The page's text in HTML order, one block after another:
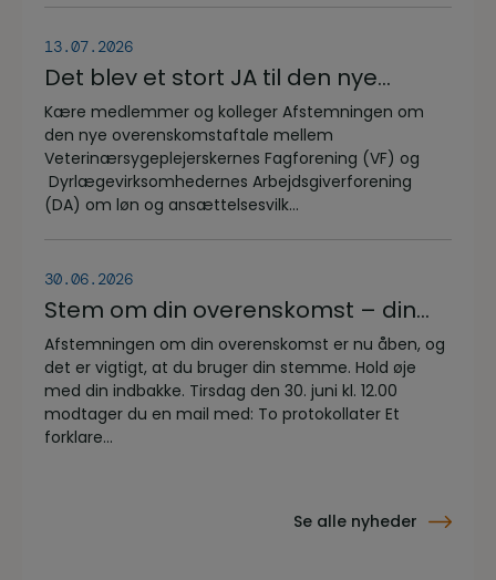
13.07.2026
Det blev et stort JA til den nye
overenskomstaftale
Kære medlemmer og kolleger Afstemningen om
den nye overenskomstaftale mellem
Veterinærsygeplejerskernes Fagforening (VF) og
Dyrlægevirksomhedernes Arbejdsgiverforening
(DA) om løn og ansættelsesvilk...
30.06.2026
Stem om din overenskomst – din
stemme er vigtig!
Afstemningen om din overenskomst er nu åben, og
det er vigtigt, at du bruger din stemme. Hold øje
med din indbakke. Tirsdag den 30. juni kl. 12.00
modtager du en mail med: To protokollater Et
forklare...
Se alle nyheder